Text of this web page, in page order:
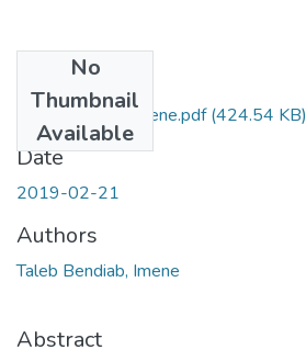
No
Thumbnail
Available
taleb-bendiab-imene.pdf(424.54 KB)
Date
2019-02-21
Authors
Taleb Bendiab, Imene
Abstract